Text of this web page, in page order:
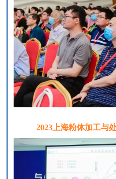
2023上海粉体加工与